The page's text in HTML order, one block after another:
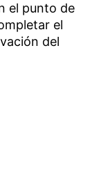
el punto de
el
del